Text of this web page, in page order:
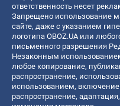
ответственность несет
Запрещено использование
сайте, даже с указанием
логотипа OBOZ.UA или
письменного разрешения
Незаконным
любое копирование,
распространение,
использованием,
распространение,